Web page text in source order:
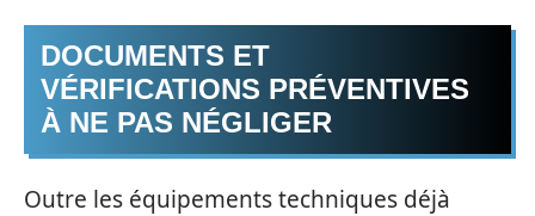
DOCUMENTS ET
VÉRIFICATIONS PRÉVENTIVES
À NE PAS NÉGLIGER
Outre les équipements techniques déjà